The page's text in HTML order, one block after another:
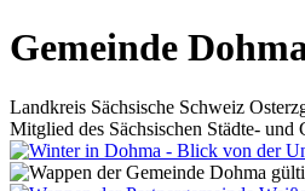
Gemeinde
Landkreis Sächsische Schweiz
Mitglied des Sächsischen Städte- und